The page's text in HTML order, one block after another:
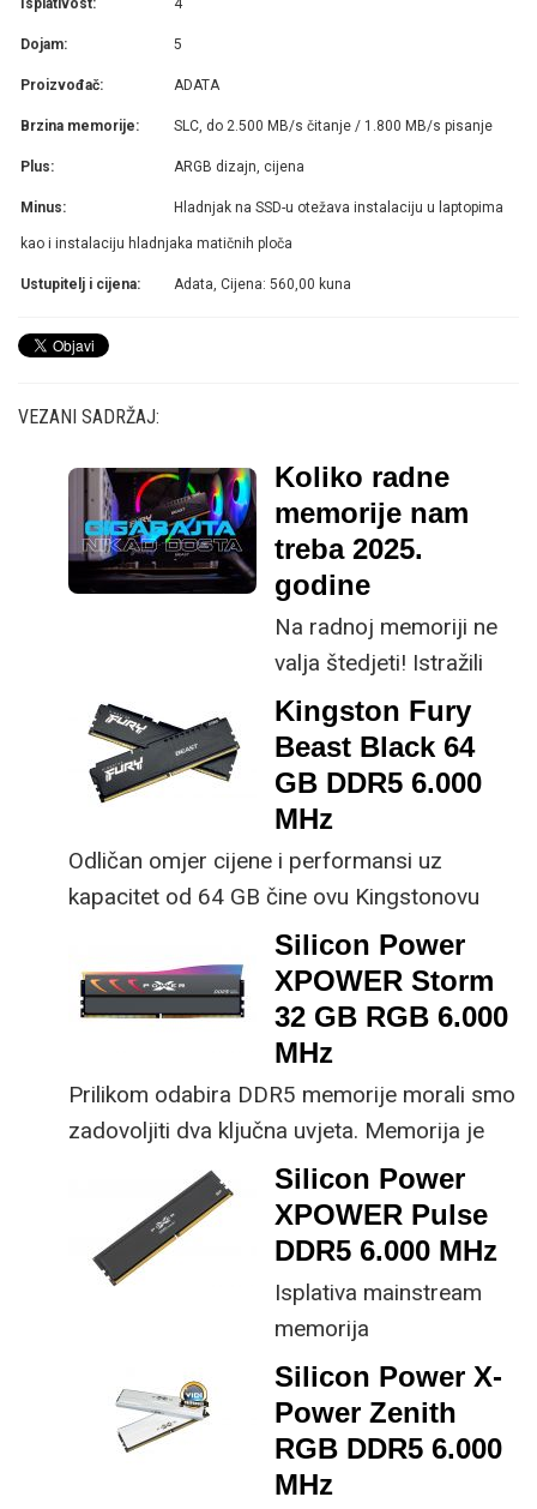
Isplativost: 4
Dojam: 5
Proizvođač: ADATA
Brzina memorije: SLC, do 2.500 MB/s čitanje / 1.800 MB/s pisanje
Plus: ARGB dizajn, cijena
Minus: Hladnjak na SSD-u otežava instalaciju u laptopima
kao i instalaciju hladnjaka matičnih ploča
Ustupitelj i cijena: Adata, Cijena: 560,00 kuna
VEZANI SADRŽAJ:
Koliko radne
memorije nam
treba 2025.
godine
Na radnoj memoriji ne
valja štedjeti! Istražili
smo koliko nam radne
memorije treba za
optimalan rad
modernog računala,
konfiguracija s 16, 32 i
64 GB memorije, te
koliko brzina DDR5
memorije utječe na
performanse, odnosno
isplati li se kupiti
osjetno skuplje module
velike brzine.
Kingston Fury
Beast Black 64
GB DDR5 6.000
MHz
Odličan omjer cijene i performansi uz
kapacitet od 64 GB čine ovu Kingstonovu
memoriju vrlo isplativom kupovinom,
posebno ako ste vlasnik nekog od novijih
AMD-ovih procesora.
Silicon Power
XPOWER Storm
32 GB RGB 6.000
MHz
Prilikom odabira DDR5 memorije morali smo
zadovoljiti dva ključna uvjeta. Memorija je
trebala biti brzine 6.000 MHz uz niske
latencije što je optimalno za sve AMD-ove
AM5 procesore, a posebno za 9800X3D.
Silicon Power
XPOWER Pulse
DDR5 6.000 MHz
Isplativa mainstream
memorija
Silicon Powerova Pulse
serija DDR5 memorija
omogućuje odličan
omjer cijene i
Silicon Power X-
Power Zenith
RGB DDR5 6.000
MHz